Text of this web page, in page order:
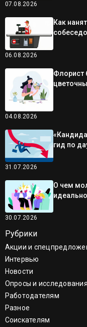
07.08.2026
06.08.2026
Как
04.08.2026
Флорист
31.07.2026
гид по
30.07.2026
О чем
Рубрики
Акции и
Интервью
Новости
Опросы и исследования
Работодателям
Разное
Соискателям